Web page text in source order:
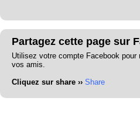
Partagez cette page sur
Utilisez votre compte Facebook pour
vos amis.
Cliquez sur share ›› Share